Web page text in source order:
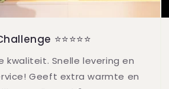
⭐⭐⭐⭐⭐
kwaliteit. Snelle levering en
Geeft extra warmte en